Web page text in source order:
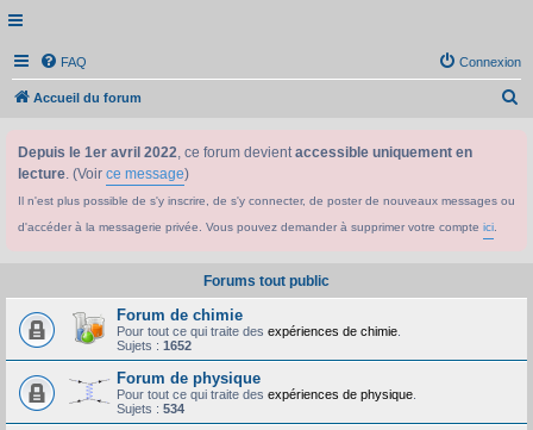
FAQ Connexion
Accueil du forum
h
Depuis le 1er avril 2022, ce forum devientaccessible uniquement en
lecture. (Voir ce message)
Il n'est plus possible de s'y inscrire, de s'y connecter, de poster de nouveaux messages ou
d'accéder à la messagerie privée. Vous pouvez demander à supprimer votre compte ici
Forums tout public
Forum de chimie
Pour tout ce qui traite des expériences de chimie
Sujets : 1652
Forum de physique
Pour tout ce qui traite des expériences de physique
Sujets : 534